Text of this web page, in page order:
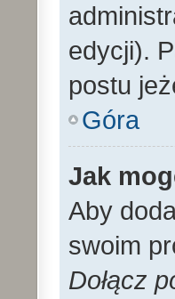
edycji).
postu
Góra
Jak
Aby
swoim
Dołącz